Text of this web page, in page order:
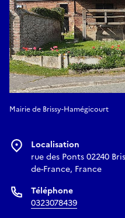
Mairie de Brissy-Hamégicourt
Localisation
rue des Ponts 02240
de-France, France
Téléphone
0323078439